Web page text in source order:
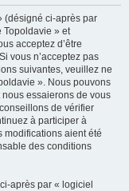
(désigné ci-après par
Topoldavie » et
acceptez d’être
vous n’acceptez pas
suivantes, veuillez ne
». Nous pouvons
essaierons de vous
de vérifier
à participer à
modifications aient été
des conditions
après par « logiciel